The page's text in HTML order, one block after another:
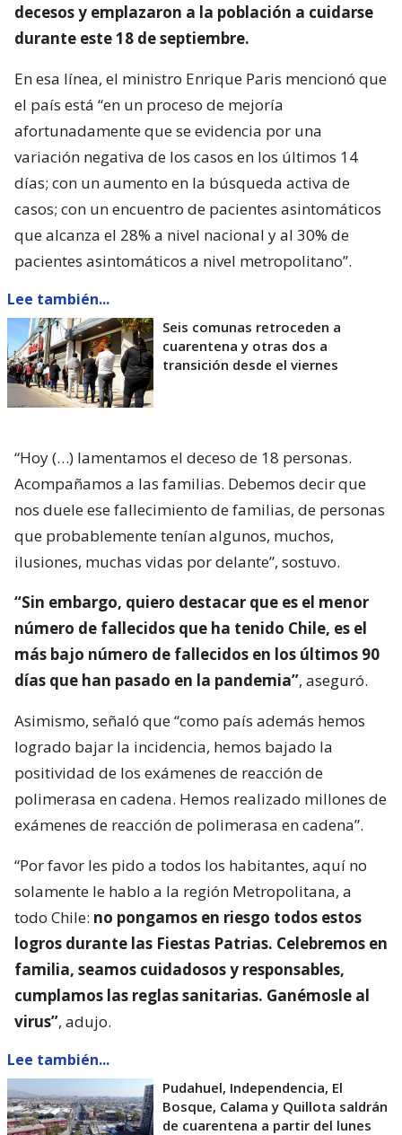
decesos y emplazaron a la población a cuidarse
durante este 18 de septiembre.
En esa línea, el ministro Enrique Paris mencionó que
el país está “en un proceso de mejoría
afortunadamente que se evidencia por una
variación negativa de los casos en los últimos 14
días; con un aumento en la búsqueda activa de
casos; con un encuentro de pacientes asintomáticos
que alcanza el 28% a nivel nacional y al 30% de
pacientes asintomáticos a nivel metropolitano”.
Lee también...
Seis comunas retroceden a
cuarentena y otras dos a
transición desde el viernes
“Hoy (…) lamentamos el deceso de 18 personas.
Acompañamos a las familias. Debemos decir que
nos duele ese fallecimiento de familias, de personas
que probablemente tenían algunos, muchos,
ilusiones, muchas vidas por delante”, sostuvo.
“Sin embargo, quiero destacar que es el menor
número de fallecidos que ha tenido Chile, es el
más bajo número de fallecidos en los últimos 90
días que han pasado en la pandemia”, aseguró.
Asimismo, señaló que “como país además hemos
logrado bajar la incidencia, hemos bajado la
positividad de los exámenes de reacción de
polimerasa en cadena. Hemos realizado millones de
exámenes de reacción de polimerasa en cadena”.
“Por favor les pido a todos los habitantes, aquí no
solamente le hablo a la región Metropolitana, a
todo Chile: no pongamos en riesgo todos estos
logros durante las Fiestas Patrias. Celebremos en
familia, seamos cuidadosos y responsables,
cumplamos las reglas sanitarias. Ganémosle al
virus”, adujo.
Lee también...
Pudahuel, Independencia, El
Bosque, Calama y Quillota saldrán
de cuarentena a partir del lunes